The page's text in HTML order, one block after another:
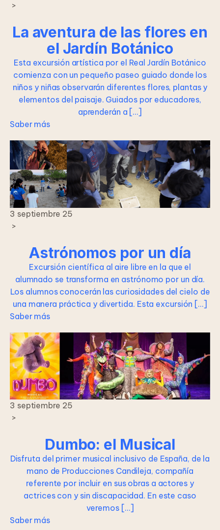
>
La aventura de las flores en
el Jardín Botánico
Esta excursión artística por el Real Jardín Botánico
comienza con un pequeño paseo guiado donde los
niños y niñas observarán diferentes flores, plantas y
elementos del paisaje. Guiados por educadores,
aprenderán a […]
Saber más
3 septiembre 25
>
Astrónomos por un día
Excursión científica al aire libre en la que el
alumnado se transforma en astrónomo por un día.
Los alumnos conocerán las curiosidades del cielo de
una manera práctica y divertida. Esta excursión […]
Saber más
3 septiembre 25
>
Dumbo: el Musical
Disfruta del primer musical inclusivo de España, de la
mano de Producciones Candileja, compañía
referente por incluir en sus obras a actores y
actrices con y sin discapacidad. En este caso
veremos […]
Saber más